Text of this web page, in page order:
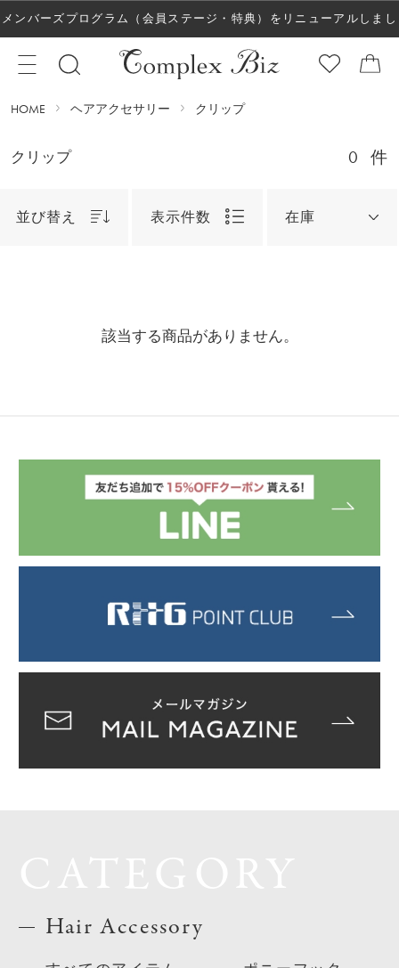
メンバーズプログラム（会員ステージ・特典）をリニューアルしまし
た！
HOME ヘアアクセサリー クリップ
クリップ 0 件
並び替え 表示件数 在庫
該当する商品がありません。
Hair Accessory